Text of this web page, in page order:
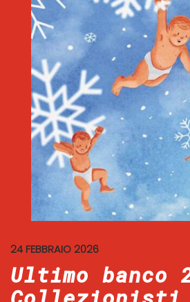
24 FEBBRAIO 2026
Ultimo banco